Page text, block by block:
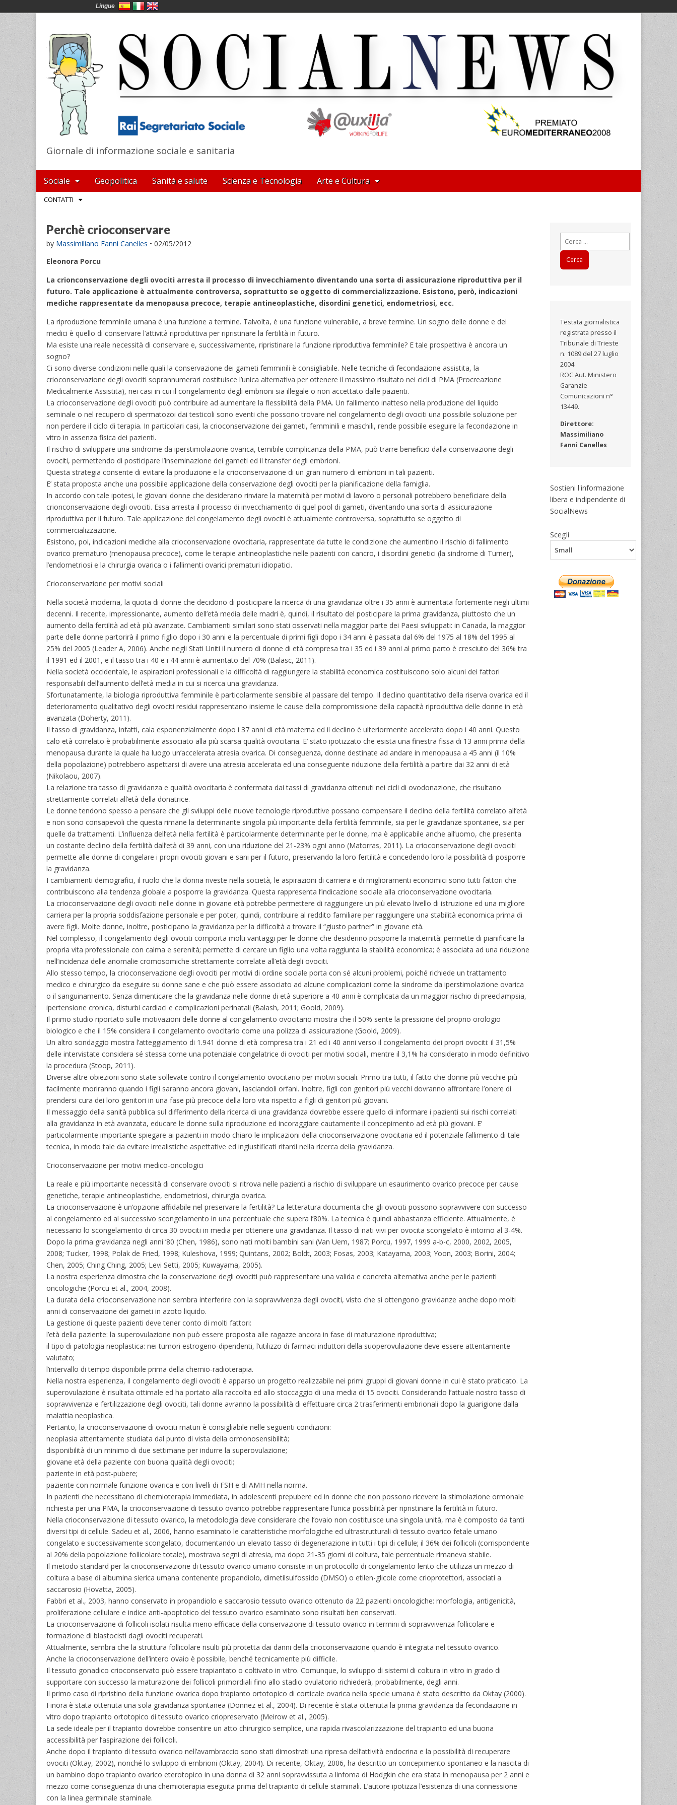
SocialNews
Giornale di informazione sociale e sanitaria
Main
menu
Skip
to
content
Sociale Geopolitica Sanità e salute Scienza e Tecnologia Arte e Cultura
SubCONTATTI
Perchè crioconservare
by Massimiliano Fanni Canelles • 02/05/2012
Eleonora Porcu
La crionconservazione degli ovociti arresta il processo di invecchiamento diventando una sorta di assicurazione riproduttiva per il
futuro. Tale applicazione è attualmente controversa, soprattutto se oggetto di commercializzazione. Esistono, però, indicazioni
mediche rappresentate da menopausa precoce, terapie antineoplastiche, disordini genetici, endometriosi, ecc.
La riproduzione femminile umana è una funzione a termine. Talvolta, è una funzione vulnerabile, a breve termine. Un sogno delle donne e dei
medici è quello di conservare l’attività riproduttiva per ripristinare la fertilità in futuro.
Ma esiste una reale necessità di conservare e, successivamente, ripristinare la funzione riproduttiva femminile? E tale prospettiva è ancora un
sogno?
Ci sono diverse condizioni nelle quali la conservazione dei gameti femminili è consigliabile. Nelle tecniche di fecondazione assistita, la
crioconservazione degli ovociti soprannumerari costituisce l’unica alternativa per ottenere il massimo risultato nei cicli di PMA (Procreazione
Medicalmente Assistita), nei casi in cui il congelamento degli embrioni sia illegale o non accettato dalle pazienti.
La crioconservazione degli ovociti può contribuire ad aumentare la flessibilità della PMA. Un fallimento inatteso nella produzione del liquido
seminale o nel recupero di spermatozoi dai testicoli sono eventi che possono trovare nel congelamento degli ovociti una possibile soluzione per
non perdere il ciclo di terapia. In particolari casi, la crioconservazione dei gameti, femminili e maschili, rende possibile eseguire la fecondazione in
vitro in assenza fisica dei pazienti.
Il rischio di sviluppare una sindrome da iperstimolazione ovarica, temibile complicanza della PMA, può trarre beneficio dalla conservazione degli
ovociti, permettendo di posticipare l’inseminazione dei gameti ed il transfer degli embrioni.
Questa strategia consente di evitare la produzione e la crioconservazione di un gran numero di embrioni in tali pazienti.
E’ stata proposta anche una possibile applicazione della conservazione degli ovociti per la pianificazione della famiglia.
In accordo con tale ipotesi, le giovani donne che desiderano rinviare la maternità per motivi di lavoro o personali potrebbero beneficiare della
crionconservazione degli ovociti. Essa arresta il processo di invecchiamento di quel pool di gameti, diventando una sorta di assicurazione
riproduttiva per il futuro. Tale applicazione del congelamento degli ovociti è attualmente controversa, soprattutto se oggetto di
commercializzazione.
Esistono, poi, indicazioni mediche alla crioconservazione ovocitaria, rappresentate da tutte le condizione che aumentino il rischio di fallimento
ovarico prematuro (menopausa precoce), come le terapie antineoplastiche nelle pazienti con cancro, i disordini genetici (la sindrome di Turner),
l’endometriosi e la chirurgia ovarica o i fallimenti ovarici prematuri idiopatici.
Crioconservazione per motivi sociali
Nella società moderna, la quota di donne che decidono di posticipare la ricerca di una gravidanza oltre i 35 anni è aumentata fortemente negli ultimi
decenni. Il recente, impressionante, aumento dell’età media delle madri è, quindi, il risultato del posticipare la prima gravidanza, piuttosto che un
aumento della fertilità ad età più avanzate. Cambiamenti similari sono stati osservati nella maggior parte dei Paesi sviluppati: in Canada, la maggior
parte delle donne partorirà il primo figlio dopo i 30 anni e la percentuale di primi figli dopo i 34 anni è passata dal 6% del 1975 al 18% del 1995 al
25% del 2005 (Leader A, 2006). Anche negli Stati Uniti il numero di donne di età compresa tra i 35 ed i 39 anni al primo parto è cresciuto del 36% tra
il 1991 ed il 2001, e il tasso tra i 40 e i 44 anni è aumentato del 70% (Balasc, 2011).
Nella società occidentale, le aspirazioni professionali e la difficoltà di raggiungere la stabilità economica costituiscono solo alcuni dei fattori
responsabili dell’aumento dell’età media in cui si ricerca una gravidanza.
Sfortunatamente, la biologia riproduttiva femminile è particolarmente sensibile al passare del tempo. Il declino quantitativo della riserva ovarica ed il
deterioramento qualitativo degli ovociti residui rappresentano insieme le cause della compromissione della capacità riproduttiva delle donne in età
avanzata (Doherty, 2011).
Il tasso di gravidanza, infatti, cala esponenzialmente dopo i 37 anni di età materna ed il declino è ulteriormente accelerato dopo i 40 anni. Questo
calo età correlato è probabilmente associato alla più scarsa qualità ovocitaria. E’ stato ipotizzato che esista una finestra fissa di 13 anni prima della
menopausa durante la quale ha luogo un’accelerata atresia ovarica. Di conseguenza, donne destinate ad andare in menopausa a 45 anni (il 10%
della popolazione) potrebbero aspettarsi di avere una atresia accelerata ed una conseguente riduzione della fertilità a partire dai 32 anni di età
(Nikolaou, 2007).
La relazione tra tasso di gravidanza e qualità ovocitaria è confermata dai tassi di gravidanza ottenuti nei cicli di ovodonazione, che risultano
strettamente correlati all’età della donatrice.
Le donne tendono spesso a pensare che gli sviluppi delle nuove tecnologie riproduttive possano compensare il declino della fertilità correlato all’età
e non sono consapevoli che questa rimane la determinante singola più importante della fertilità femminile, sia per le gravidanze spontanee, sia per
quelle da trattamenti. L’influenza dell’età nella fertilità è particolarmente determinante per le donne, ma è applicabile anche all’uomo, che presenta
un costante declino della fertilità dall’età di 39 anni, con una riduzione del 21-23% ogni anno (Matorras, 2011). La crioconservazione degli ovociti
permette alle donne di congelare i propri ovociti giovani e sani per il futuro, preservando la loro fertilità e concedendo loro la possibilità di posporre
la gravidanza.
I cambiamenti demografici, il ruolo che la donna riveste nella società, le aspirazioni di carriera e di miglioramenti economici sono tutti fattori che
contribuiscono alla tendenza globale a posporre la gravidanza. Questa rappresenta l’indicazione sociale alla crioconservazione ovocitaria.
La crioconservazione degli ovociti nelle donne in giovane età potrebbe permettere di raggiungere un più elevato livello di istruzione ed una migliore
carriera per la propria soddisfazione personale e per poter, quindi, contribuire al reddito familiare per raggiungere una stabilità economica prima di
avere figli. Molte donne, inoltre, posticipano la gravidanza per la difficoltà a trovare il “giusto partner” in giovane età.
Nel complesso, il congelamento degli ovociti comporta molti vantaggi per le donne che desiderino posporre la maternità: permette di pianificare la
propria vita professionale con calma e serenità; permette di cercare un figlio una volta raggiunta la stabilità economica; è associata ad una riduzione
nell’incidenza delle anomalie cromosomiche strettamente correlate all’età degli ovociti.
Allo stesso tempo, la crioconservazione degli ovociti per motivi di ordine sociale porta con sé alcuni problemi, poiché richiede un trattamento
medico e chirurgico da eseguire su donne sane e che può essere associato ad alcune complicazioni come la sindrome da iperstimolazione ovarica
o il sanguinamento. Senza dimenticare che la gravidanza nelle donne di età superiore a 40 anni è complicata da un maggior rischio di preeclampsia,
ipertensione cronica, disturbi cardiaci e complicazioni perinatali (Balash, 2011; Goold, 2009).
Il primo studio riportato sulle motivazioni delle donne al congelamento ovocitario mostra che il 50% sente la pressione del proprio orologio
biologico e che il 15% considera il congelamento ovocitario come una polizza di assicurazione (Goold, 2009).
Un altro sondaggio mostra l’atteggiamento di 1.941 donne di età compresa tra i 21 ed i 40 anni verso il congelamento dei propri ovociti: il 31,5%
delle intervistate considera sé stessa come una potenziale congelatrice di ovociti per motivi sociali, mentre il 3,1% ha considerato in modo definitivo
la procedura (Stoop, 2011).
Diverse altre obiezioni sono state sollevate contro il congelamento ovocitario per motivi sociali. Primo tra tutti, il fatto che donne più vecchie più
facilmente moriranno quando i figli saranno ancora giovani, lasciandoli orfani. Inoltre, figli con genitori più vecchi dovranno affrontare l’onere di
prendersi cura dei loro genitori in una fase più precoce della loro vita rispetto a figli di genitori più giovani.
Il messaggio della sanità pubblica sul differimento della ricerca di una gravidanza dovrebbe essere quello di informare i pazienti sui rischi correlati
alla gravidanza in età avanzata, educare le donne sulla riproduzione ed incoraggiare cautamente il concepimento ad età più giovani. E’
particolarmente importante spiegare ai pazienti in modo chiaro le implicazioni della crioconservazione ovocitaria ed il potenziale fallimento di tale
tecnica, in modo tale da evitare irrealistiche aspettative ed ingiustificati ritardi nella ricerca della gravidanza.
Crioconservazione per motivi medico-oncologici
La reale e più importante necessità di conservare ovociti si ritrova nelle pazienti a rischio di sviluppare un esaurimento ovarico precoce per cause
genetiche, terapie antineoplastiche, endometriosi, chirurgia ovarica.
La crioconservazione è un’opzione affidabile nel preservare la fertilità? La letteratura documenta che gli ovociti possono sopravvivere con successo
al congelamento ed al successivo scongelamento in una percentuale che supera l’80%. La tecnica è quindi abbastanza efficiente. Attualmente, è
necessario lo scongelamento di circa 30 ovociti in media per ottenere una gravidanza. Il tasso di nati vivi per ovocita scongelato è intorno al 3-4%.
Dopo la prima gravidanza negli anni ’80 (Chen, 1986), sono nati molti bambini sani (Van Uem, 1987; Porcu, 1997, 1999 a-b-c, 2000, 2002, 2005,
2008; Tucker, 1998; Polak de Fried, 1998; Kuleshova, 1999; Quintans, 2002; Boldt, 2003; Fosas, 2003; Katayama, 2003; Yoon, 2003; Borini, 2004;
Chen, 2005; Ching Ching, 2005; Levi Setti, 2005; Kuwayama, 2005).
La nostra esperienza dimostra che la conservazione degli ovociti può rappresentare una valida e concreta alternativa anche per le pazienti
oncologiche (Porcu et al., 2004, 2008).
La durata della crioconservazione non sembra interferire con la sopravvivenza degli ovociti, visto che si ottengono gravidanze anche dopo molti
anni di conservazione dei gameti in azoto liquido.
La gestione di queste pazienti deve tener conto di molti fattori:
l’età della paziente: la superovulazione non può essere proposta alle ragazze ancora in fase di maturazione riproduttiva;
il tipo di patologia neoplastica: nei tumori estrogeno-dipendenti, l’utilizzo di farmaci induttori della suoperovulazione deve essere attentamente
valutato;
l’intervallo di tempo disponibile prima della chemio-radioterapia.
Nella nostra esperienza, il congelamento degli ovociti è apparso un progetto realizzabile nei primi gruppi di giovani donne in cui è stato praticato. La
superovulazione è risultata ottimale ed ha portato alla raccolta ed allo stoccaggio di una media di 15 ovociti. Considerando l’attuale nostro tasso di
sopravvivenza e fertilizzazione degli ovociti, tali donne avranno la possibilità di effettuare circa 2 trasferimenti embrionali dopo la guarigione dalla
malattia neoplastica.
Pertanto, la crioconservazione di ovociti maturi è consigliabile nelle seguenti condizioni:
neoplasia attentamente studiata dal punto di vista della ormonosensibilità;
disponibilità di un minimo di due settimane per indurre la superovulazione;
giovane età della paziente con buona qualità degli ovociti;
paziente in età post-pubere;
paziente con normale funzione ovarica e con livelli di FSH e di AMH nella norma.
In pazienti che necessitano di chemioterapia immediata, in adolescenti prepubere ed in donne che non possono ricevere la stimolazione ormonale
richiesta per una PMA, la crioconservazione di tessuto ovarico potrebbe rappresentare l’unica possibilità per ripristinare la fertilità in futuro.
Nella crioconservazione di tessuto ovarico, la metodologia deve considerare che l’ovaio non costituisce una singola unità, ma è composto da tanti
diversi tipi di cellule. Sadeu et al., 2006, hanno esaminato le caratteristiche morfologiche ed ultrastrutturali di tessuto ovarico fetale umano
congelato e successivamente scongelato, documentando un elevato tasso di degenerazione in tutti i tipi di cellule; il 36% dei follicoli (corrispondente
al 20% della popolazione follicolare totale), mostrava segni di atresia, ma dopo 21-35 giorni di coltura, tale percentuale rimaneva stabile.
Il metodo standard per la crioconservazione di tessuto ovarico umano consiste in un protocollo di congelamento lento che utilizza un mezzo di
coltura a base di albumina sierica umana contenente propandiolo, dimetilsulfossido (DMSO) o etilen-glicole come crioprotettori, associati a
saccarosio (Hovatta, 2005).
Fabbri et al., 2003, hanno conservato in propandiolo e saccarosio tessuto ovarico ottenuto da 22 pazienti oncologiche: morfologia, antigenicità,
proliferazione cellulare e indice anti-apoptotico del tessuto ovarico esaminato sono risultati ben conservati.
La crioconservazione di follicoli isolati risulta meno efficace della conservazione di tessuto ovarico in termini di sopravvivenza follicolare e
formazione di blastocisti dagli ovociti recuperati.
Attualmente, sembra che la struttura follicolare risulti più protetta dai danni della crioconservazione quando è integrata nel tessuto ovarico.
Anche la crioconservazione dell’intero ovaio è possibile, benché tecnicamente più difficile.
Il tessuto gonadico crioconservato può essere trapiantato o coltivato in vitro. Comunque, lo sviluppo di sistemi di coltura in vitro in grado di
supportare con successo la maturazione dei follicoli primordiali fino allo stadio ovulatorio richiederà, probabilmente, degli anni.
Il primo caso di ripristino della funzione ovarica dopo trapianto ortotopico di corticale ovarica nella specie umana è stato descritto da Oktay (2000).
Finora è stata ottenuta una sola gravidanza spontanea (Donnez et al., 2004). Di recente è stata ottenuta la prima gravidanza da fecondazione in
vitro dopo trapianto ortotopico di tessuto ovarico criopreservato (Meirow et al., 2005).
La sede ideale per il trapianto dovrebbe consentire un atto chirurgico semplice, una rapida rivascolarizzazione del trapianto ed una buona
accessibilità per l’aspirazione dei follicoli.
Anche dopo il trapianto di tessuto ovarico nell’avambraccio sono stati dimostrati una ripresa dell’attività endocrina e la possibilità di recuperare
ovociti (Oktay, 2002), nonché lo sviluppo di embrioni (Oktay, 2004). Di recente, Oktay, 2006, ha descritto un concepimento spontaneo e la nascita di
un bambino dopo trapianto ovarico eterotopico in una donna di 32 anni sopravvissuta a linfoma di Hodgkin che era stata in menopausa per 2 anni e
mezzo come conseguenza di una chemioterapia eseguita prima del trapianto di cellule staminali. L’autore ipotizza l’esistenza di una connessione
con la linea germinale staminale.
Ricerca
per:
Testata giornalistica
registrata presso il
Tribunale di Trieste
n. 1089 del 27 luglio
2004
ROC Aut. Ministero
Garanzie
Comunicazioni n°
13449.
Direttore:
Massimiliano
Fanni Canelles
Sostieni l'informazione
libera e indipendente di
SocialNews
Scegli
Lingue